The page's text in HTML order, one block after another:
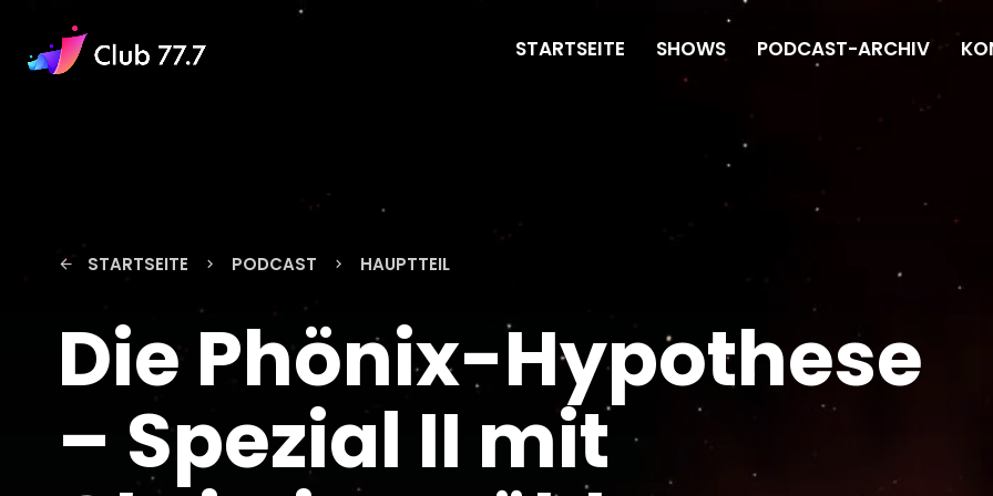
STARTSEITE SHOWS PODCAST-ARCHIV
arrow_back STARTSEITE keyboard_arrow_right PODCAST keyboard_arrow_right HAUPTTEIL
Die Phönix-Hypothese
– Spezial II mit